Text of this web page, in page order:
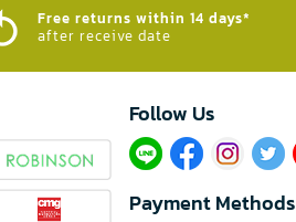
Free returns within 14 days*
after receive date
Follow Us​
Payment Methods